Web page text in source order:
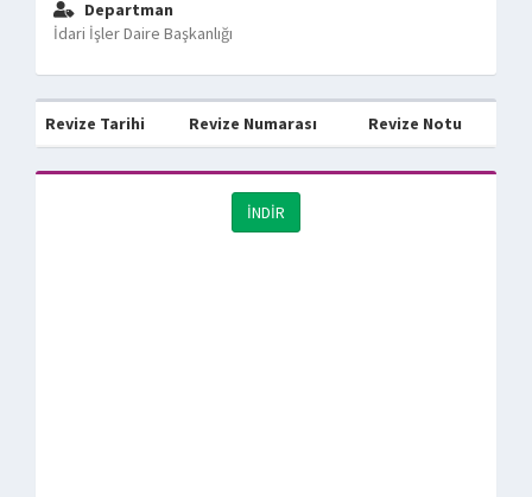
Departman
İdari İşler Daire Başkanlığı
Revize Tarihi Revize Numarası Revize Notu
İNDİR